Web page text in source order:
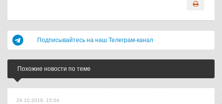
Подписывайтесь на наш Телеграм-канал
Похожие новости по теме
29.10.2018, 15:04